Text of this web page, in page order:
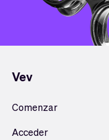
Vev
Comenzar
Acceder